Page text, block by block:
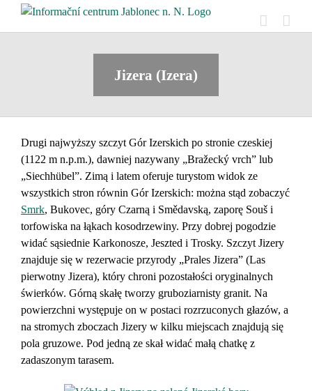
Jizera (Izera)
Drugi najwyższy szczyt Gór Izerskich po stronie czeskiej
(1122 m n.p.m.), dawniej nazywany „Bražecký vrch” lub
„Siechhübel”. Zimą i latem oferuje turystom widok ze
wszystkich stron równin Gór Izerskich: można stąd zobaczyć
Smrk, Bukovec, góry Czarną i Smědavską, zaporę Souš i
torfowiska na łąkach kosodrzewiny. Przy dobrej pogodzie
widać sąsiednie Karkonosze, Jeszted i Trosky. Szczyt Jizery
znajduje się w rezerwacie przyrody „Prales Jizera” (Las
pierwotny Jizera), który chroni pozostałości oryginalnych
świerków. Górną skałę tworzy gruboziarnisty granit. Na
powierzchni występuje on w postaci rozrzuconych głazów, a
na stromych zboczach Jizery w kilku miejscach znajdują się
pola gruzowe. Pod jedną ze skał widać małą chatkę z
zadaszonym tarasem.